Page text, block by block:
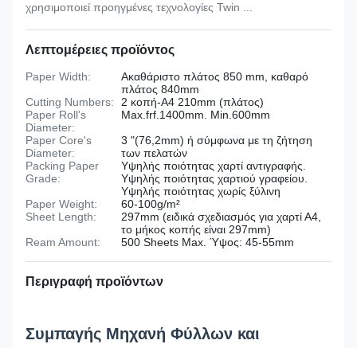
χρησιμοποιεί προηγμένες τεχνολογίες Twin ...
Λεπτομέρειες προϊόντος
Paper Width:
Ακαθάριστο πλάτος 850 mm, καθαρό
πλάτος 840mm
Cutting Numbers:
2 κοπή-Α4 210mm (πλάτος)
Paper Roll's
Diameter:
Max.frf.1400mm. Min.600mm
Paper Core's
Diameter:
3 "(76,2mm) ή σύμφωνα με τη ζήτηση
των πελατών
Packing Paper
Grade:
Υψηλής ποιότητας χαρτί αντιγραφής.
Υψηλής ποιότητας χαρτιού γραφείου.
Υψηλής ποιότητας χωρίς ξύλινη
Paper Weight:
60-100g/m²
Sheet Length:
297mm (ειδικά σχεδιασμός για χαρτί Α4,
το μήκος κοπής είναι 297mm)
Ream Amount:
500 Sheets Max. Ύψος: 45-55mm
Περιγραφή προϊόντων
Συμπαγής Μηχανή Φύλλων και